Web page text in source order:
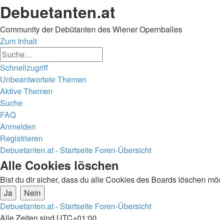
Debuetanten.at
Community der Debütanten des Wiener Opernballes
Zum Inhalt
Schnellzugriff
Unbeantwortete Themen
Aktive Themen
Suche
FAQ
Anmelden
Registrieren
Debuetanten.at - Startseite Foren-Übersicht
Suche
Alle Cookies löschen
Bist du dir sicher, dass du alle Cookies des Boards löschen
Debuetanten.at - Startseite Foren-Übersicht